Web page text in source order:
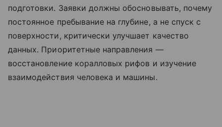
подготовки. Заявки должны обосновывать, почему
постоянное пребывание на глубине, а не спуск с
поверхности, критически улучшает качество
данных. Приоритетные направления —
восстановление коралловых рифов и изучение
взаимодействия человека и машины.